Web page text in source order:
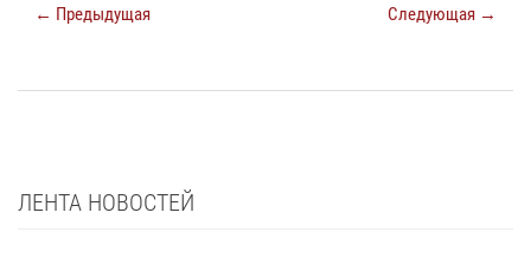
← Предыдущая Следующая →
ЛЕНТА НОВОСТЕЙ